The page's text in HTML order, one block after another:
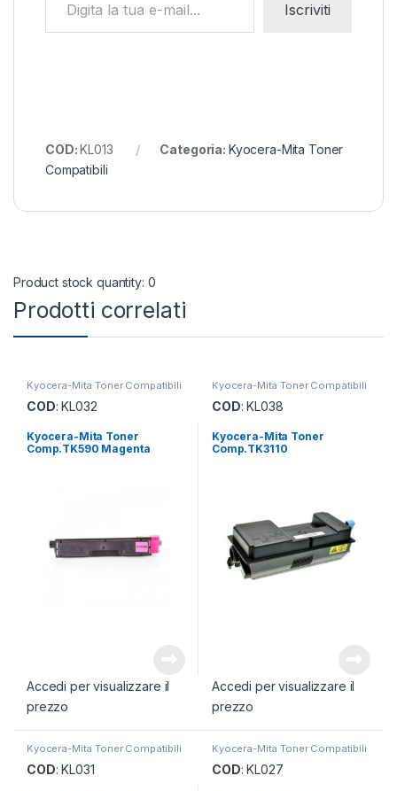
Iscriviti
COD:KL013 Categoria: Kyocera-Mita Toner
Compatibili
Product stock quantity: 0
Prodotti correlati
Kyocera-Mita Toner Compatibili
COD: KL032
Kyocera-Mita Toner
Comp.TK590 Magenta
Accedi per visualizzare il
prezzo
Kyocera-Mita Toner Compatibili
COD: KL038
Kyocera-Mita Toner
Comp.TK3110
Accedi per visualizzare il
prezzo
Kyocera-Mita Toner Compatibili
COD: KL031
Kyocera-Mita Toner Compatibili
COD: KL027